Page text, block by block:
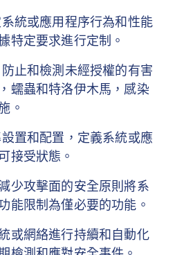
統或應用程序行為和性能
特定要求進行定制。
防止和檢測未經授權的有害
蠕蟲和特洛伊木馬，感染
。
置和配置，定義系統或應
接受狀態。
少攻擊面的安全原則將系
能限制為僅必要的功能。
或網絡進行持續和自動化